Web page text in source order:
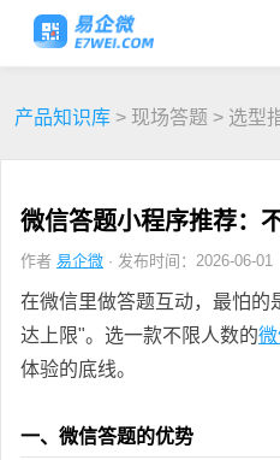
产品知识库 > 现场答题 > 选型
微信答题小程序推荐：
作者 易企微 · 发布时间：2026-06-01
在微信里做答题互动，最怕的
达上限"。选一款不限人数的
体验的底线。
一、微信答题的优势